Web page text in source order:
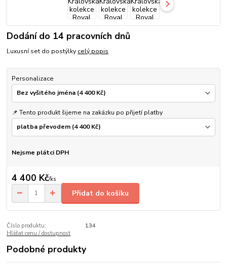
Dodání do 14 pracovních dnů
Luxusní set do postýlky celý popis
Personalizace
📌 Tento produkt šijeme na zakázku po přijetí platby
Nejsme plátci DPH
4 400 Kč/ks
Přidat do košíku
Číslo produktu:
134
Hlídat cenu / dostupnost
Podobné produkty